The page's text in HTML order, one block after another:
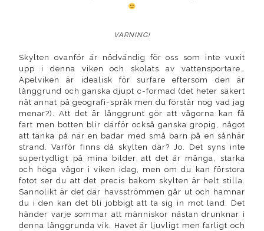
VARNING!
Skylten ovanför är nödvändig för oss som inte vuxit
upp i denna viken och skolats av vattensportare…
Apelviken är idealisk för surfare eftersom den är
långgrund och ganska djupt c-formad (det heter säkert
nåt annat på geografi-språk men du förstår nog vad jag
menar?). Att det är långgrunt gör att vågorna kan få
fart men botten blir därför också ganska gropig, något
att tänka på när en badar med små barn på en sånhär
strand. Varför finns då skylten där? Jo. Det syns inte
supertydligt på mina bilder att det är många, starka
och höga vågor i viken idag, men om du kan förstora
fotot ser du att det precis bakom skylten är helt stilla.
Sannolikt är det där havsströmmen går ut och hamnar
du i den kan det bli jobbigt att ta sig in mot land. Det
händer varje sommar att människor nästan drunknar i
denna långgrunda vik. Havet är ljuvligt men farligt och